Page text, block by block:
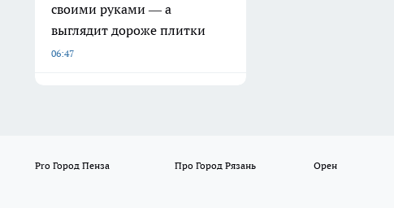
своими руками — а
выглядит дороже плитки
06:47
Pro Город Пенза Про Город Рязань Орен